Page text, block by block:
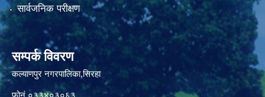
सार्वजनिक परीक्षण
सम्पर्क विवरण
कल्याणपुर नगरपालिका,सिरहा
फोनं.०३३४०३०६३